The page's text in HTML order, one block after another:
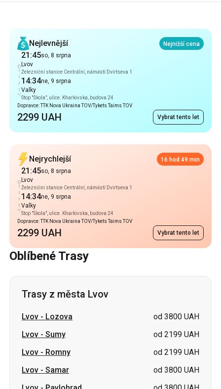
Nejlevnější
Nejnižší cena
21:45so, 8 srpna
Lvov
Železniční stanice Centrální, náměstí Dvirtseva 1
14:34ne, 9 srpna
Valky
Stop "Škola", ulice. Kharkivska, budova 24
Dopravce: TTK Nova Ukraina TOV/Tykets Taims TOV
2299 UAH Vybrat tento let
Nejrychlejší 16 hod 49 min
21:45so, 8 srpna
Lvov
Železniční stanice Centrální, náměstí Dvirtseva 1
14:34ne, 9 srpna
Valky
Stop "Škola", ulice. Kharkivska, budova 24
Dopravce: TTK Nova Ukraina TOV/Tykets Taims TOV
2299 UAH Vybrat tento let
Oblíbené Trasy
Trasy z města Lvov
Lvov - Lozova
od 3800 UAH
Lvov - Sumy
od 2199 UAH
Lvov - Romny
od 2199 UAH
Lvov - Samar
od 3800 UAH